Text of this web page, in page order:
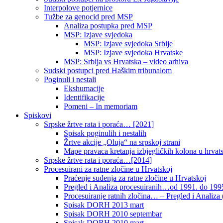
Interpolove potjernice
Tužbe za genocid pred MSP
Analiza postupka pred MSP
MSP: Izjave svjedoka
MSP: Izjave svjedoka Srbije
MSP: Izjave svjedoka Hrvatske
MSP: Srbija vs Hrvatska – video arhiva
Sudski postupci pred Haškim tribunalom
Poginuli i nestali
Ekshumacije
Identifikacije
Pomeni – In memoriam
Spiskovi
Srpske žrtve rata i poraća… [2021]
Spisak poginulih i nestalih
Žrtve akcije „Oluja“ na srpskoj strani
Mape pravaca kretanja izbjegličkih kolona u
Srpske žrtve rata i poraća…[2014]
Procesuirani za ratne zločine u Hrvatskoj
Praćenje suđenja za ratne zločine u Hrvatskoj
Pregled i Analiza procesuiranih…od 1991. do
Procesuiranje ratnih zločina… – Pregled i Analiza
Spisak DORH 2013 mart
Spisak DORH 2010 septembar